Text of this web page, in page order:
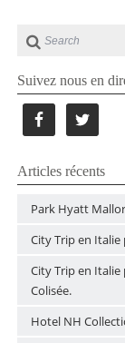
Suivez nous en
Articles récents
Park Hyatt
City Trip en
City Trip en
Colisée.
Hotel NH